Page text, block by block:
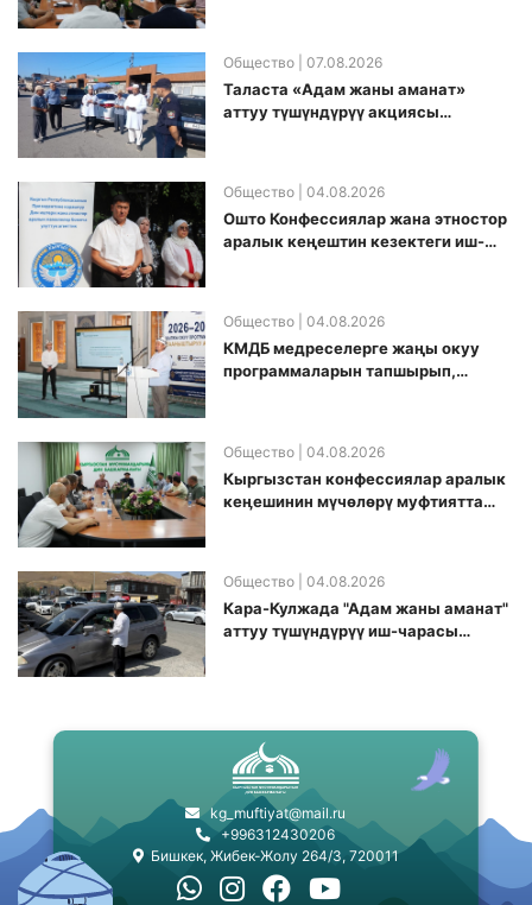
Общество | 07.08.2026
Таласта «Адам жаны аманат»
аттуу түшүндүрүү акциясы
Общество | 04.08.2026
Ошто Конфессиялар жана этностор
аралык кеңештин кезектеги иш-
Общество | 04.08.2026
КМДБ медреселерге жаңы окуу
программаларын тапшырып,
Общество | 04.08.2026
Кыргызстан конфессиялар аралык
кеӊешинин мүчөлөрү муфтиятта
Общество | 04.08.2026
Кара-Кулжада "Адам жаны аманат"
аттуу түшүндүрүү иш-чарасы
kg_muftiyat@mail.ru
+996312430206
Бишкек, Жибек-Жолу 264/3, 720011